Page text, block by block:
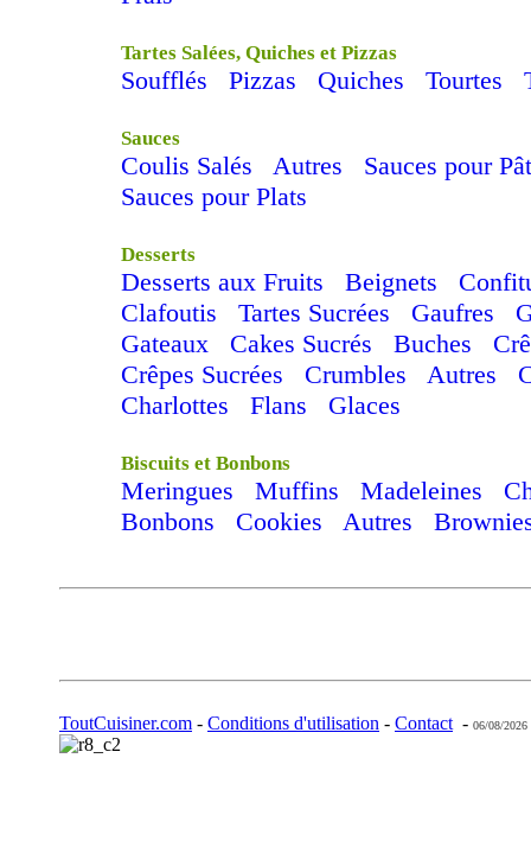
Tartes Salées, Quiches et Pizzas
Soufflés Pizzas Quiches Tourtes
Sauces
Coulis Salés Autres
Sauces pour
Sauces pour Plats
Desserts
Desserts aux Fruits Beignets
Clafoutis
Tartes Sucrées Gaufres
Gateaux
Cakes Sucrés Buches
Crêpes Sucrées
Crumbles Autres
Charlottes
Flans Glaces
Biscuits et Bonbons
Meringues Muffins Madeleines
Bonbons
Cookies Autres
ToutCuisiner.com - Conditions d'utilisation - Contact - 06/08/2026